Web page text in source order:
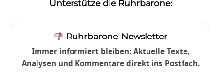
Unterstütze die Ruhrbarone:
Ruhrbarone-Newsletter
Immer informiert bleiben: Aktuelle Texte,
Analysen und Kommentare direkt ins Postfach.